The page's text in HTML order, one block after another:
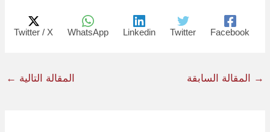
Facebook
Twitter
Linkedin
WhatsApp
Twitter / X
→ المقالة السابقة المقالة التالية ←